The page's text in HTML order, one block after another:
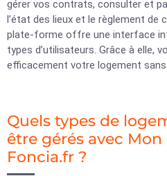
gérer vos contrats, consulter et
l’état des lieux et le règlement de
plate-forme offre une interface
types d’utilisateurs. Grâce à elle,
efficacement votre logement
Quels types de
être gérés avec
Foncia.fr ?